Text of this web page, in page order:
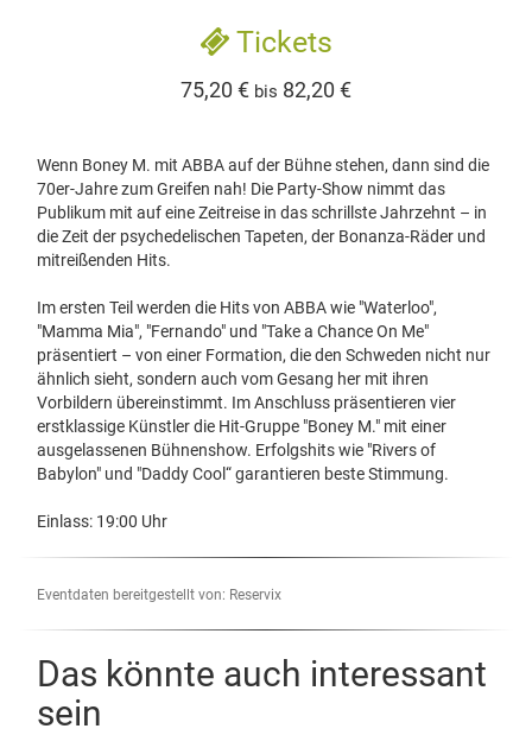
Tickets
75,20 € bis 82,20 €
Wenn Boney M. mit ABBA auf der Bühne stehen, dann sind die
70er-Jahre zum Greifen nah! Die Party-Show nimmt das
Publikum mit auf eine Zeitreise in das schrillste Jahrzehnt – in
die Zeit der psychedelischen Tapeten, der Bonanza-Räder und
mitreißenden Hits.
Im ersten Teil werden die Hits von ABBA wie "Waterloo",
"Mamma Mia", "Fernando" und "Take a Chance On Me"
präsentiert – von einer Formation, die den Schweden nicht nur
ähnlich sieht, sondern auch vom Gesang her mit ihren
Vorbildern übereinstimmt. Im Anschluss präsentieren vier
erstklassige Künstler die Hit-Gruppe "Boney M." mit einer
ausgelassenen Bühnenshow. Erfolgshits wie "Rivers of
Babylon" und "Daddy Cool“ garantieren beste Stimmung.
Einlass: 19:00 Uhr
Eventdaten bereitgestellt von: Reservix
Das könnte auch interessant
sein